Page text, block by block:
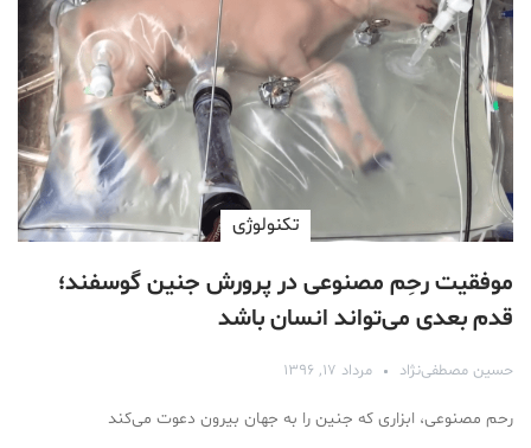
تکنولوژی
موفقیت رحِم مصنوعی در پرورش جنین گوسفند؛
قدم بعدی می‌تواند انسان باشد
حسین مصطفی‌نژاد مرداد ۱۷, ۱۳۹۶
رحم مصنوعی، ابزاری که جنین را به جهان بیرون دعوت می‌کند